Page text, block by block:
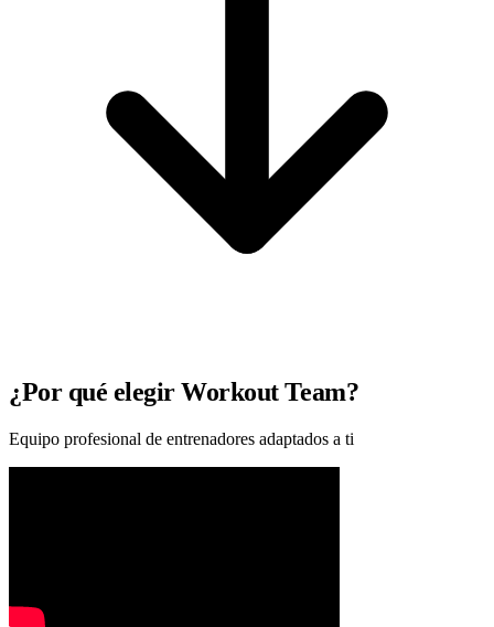
¿Por qué elegir Workout Team?
Equipo profesional de entrenadores adaptados a ti